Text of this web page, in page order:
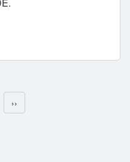
Pagination
Následující stránka
››